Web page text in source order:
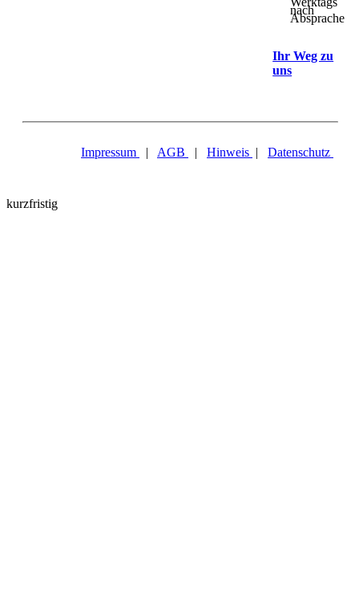
nach
Absprache
Ihr Weg zu
uns
Impressum | AGB | Hinweis | Datenschutz
kurzfristig